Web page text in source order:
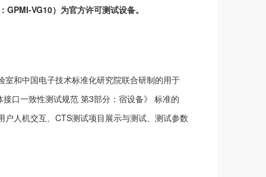
VG10）为官方许可测试设备。
和中国电子技术标准化研究院联合研制的用于
口一致性测试规范 第3部分：宿设备》 标准的
人机交互、CTS测试项目展示与测试、测试参数